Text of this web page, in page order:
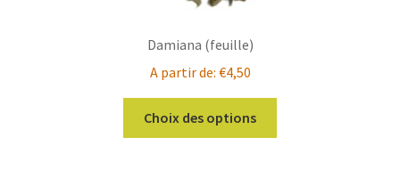
Damiana (feuille)
A partir de: €4,50
Choix des options